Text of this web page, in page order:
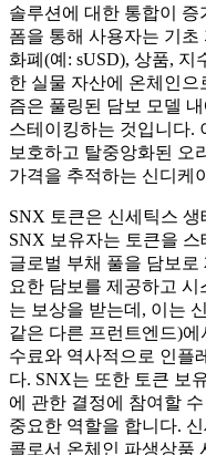
솔루션에 대한 통합이
폼을 통해 사용자는 기
화폐(예: sUSD), 상품,
한 실물 자산에 온체인으
즘은 풀링된 담보 모델
스테이킹하는 것입니다.
보호하고 탈중앙화된 오
가격을 추적하는 신디케
SNX 토큰은 신세틱스
SNX 보유자는 토큰을
글로벌 부채 풀을 담보
요한 담보를 제공하고
는 보상을 받는데, 이는
같은 다른 프런트엔드)
수료와 역사적으로 인플
다. SNX는 또한 토큰 보
에 관한 결정에 참여할
중요한 역할을 합니다.
콜로서 온체인 파생상품